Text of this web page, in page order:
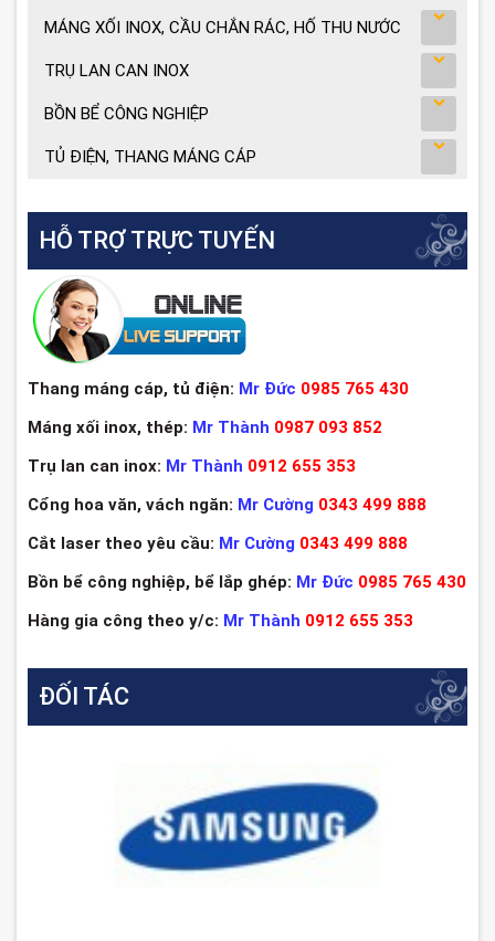
MÁNG XỐI INOX, CẦU CHẮN RÁC, HỐ THU NƯỚC
TRỤ LAN CAN INOX
BỒN BỂ CÔNG NGHIỆP
TỦ ĐIỆN, THANG MÁNG CÁP
HỖ TRỢ TRỰC TUYẾN
Thang máng cáp, tủ điện: Mr Đức 0985 765 430
Máng xối inox, thép: Mr Thành 0987 093 852
Trụ lan can inox: Mr Thành 0912 655 353
Cổng hoa văn, vách ngăn: Mr Cường 0343 499 888
Cắt laser theo yêu cầu: Mr Cường 0343 499 888
Bồn bể công nghiệp, bể lắp ghép: Mr Đức 0985 765 430
Hàng gia công theo y/c: Mr Thành 0912 655 353
ĐỐI TÁC